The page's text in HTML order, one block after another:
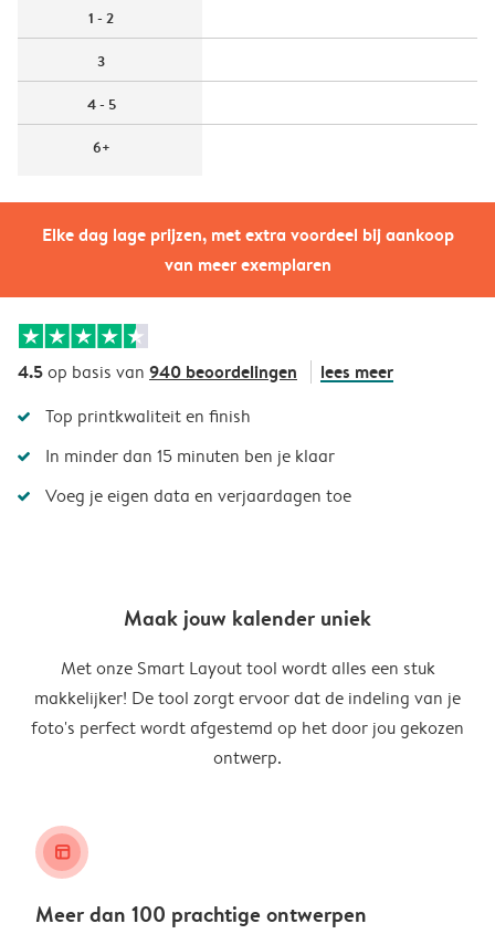
Elke dag lage prijzen, met extra voordeel bij aankoop
van meer exemplaren
1 - 2
3
4 - 5
6+
4.5op basis van 940 beoordelingen lees meer
Top printkwaliteit en finish
In minder dan 15 minuten ben je klaar
Voeg je eigen data en verjaardagen toe
Maak jouw kalender uniek
Met onze Smart Layout tool wordt alles een stuk
makkelijker! De tool zorgt ervoor dat de indeling van je
foto's perfect wordt afgestemd op het door jou gekozen
ontwerp.
layout_alt
Meer dan 100 prachtige ontwerpen